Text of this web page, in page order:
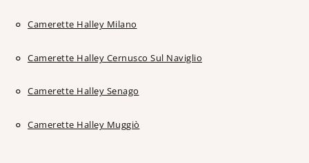
Camerette Halley Milano
Camerette Halley Cernusco Sul Naviglio
Camerette Halley Senago
Camerette Halley Muggiò